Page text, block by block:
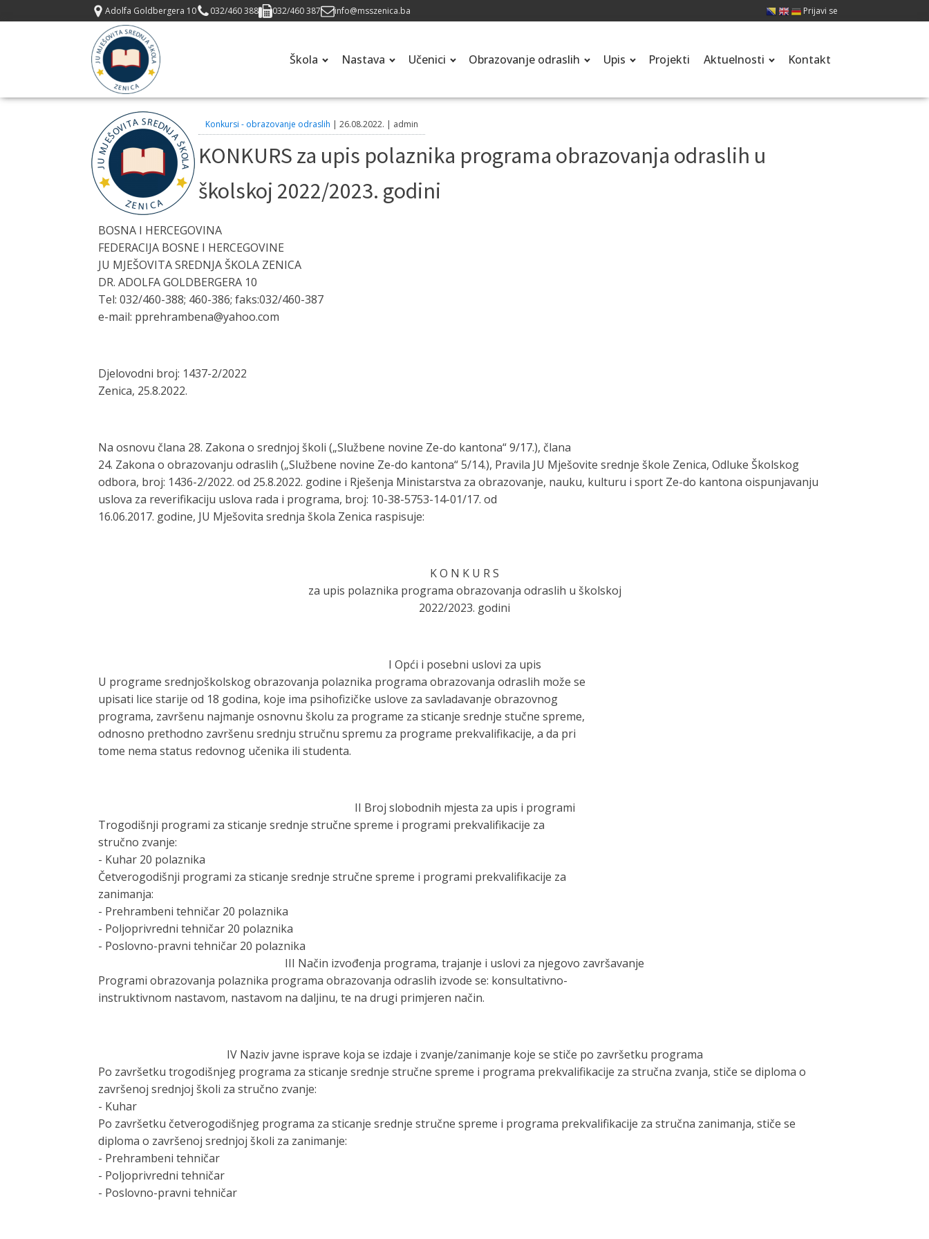
Adolfa Goldbergera 10 032/460 388 032/460 387 info@msszenica.ba Prijavi se
Škola Nastava Učenici Obrazovanje odraslih Upis Projekti Aktuelnosti Kontakt
Konkursi - obrazovanje odraslih | 26.08.2022. | admin
KONKURS za upis polaznika programa obrazovanja odraslih u
školskoj 2022/2023. godini
BOSNA I HERCEGOVINA
FEDERACIJA BOSNE I HERCEGOVINE
JU MJEŠOVITA SREDNJA ŠKOLA ZENICA
DR. ADOLFA GOLDBERGERA 10
Tel: 032/460-388; 460-386; faks:032/460-387
e-mail: pprehrambena@yahoo.com
Djelovodni broj: 1437-2/2022
Zenica, 25.8.2022.
Na osnovu člana 28. Zakona o srednjoj školi („Službene novine Ze-do kantona“ 9/17.), člana
24. Zakona o obrazovanju odraslih („Službene novine Ze-do kantona“ 5/14.), Pravila JU Mješovite srednje škole Zenica, Odluke Školskog
odbora, broj: 1436-2/2022. od 25.8.2022. godine i Rješenja Ministarstva za obrazovanje, nauku, kulturu i sport Ze-do kantona oispunjavanju
uslova za reverifikaciju uslova rada i programa, broj: 10-38-5753-14-01/17. od
16.06.2017. godine, JU Mješovita srednja škola Zenica raspisuje:
K O N K U R S
za upis polaznika programa obrazovanja odraslih u školskoj
2022/2023. godini
I Opći i posebni uslovi za upis
U programe srednjoškolskog obrazovanja polaznika programa obrazovanja odraslih može se
upisati lice starije od 18 godina, koje ima psihofizičke uslove za savladavanje obrazovnog
programa, završenu najmanje osnovnu školu za programe za sticanje srednje stučne spreme,
odnosno prethodno završenu srednju stručnu spremu za programe prekvalifikacije, a da pri
tome nema status redovnog učenika ili studenta.
II Broj slobodnih mjesta za upis i programi
Trogodišnji programi za sticanje srednje stručne spreme i programi prekvalifikacije za
stručno zvanje:
- Kuhar 20 polaznika
Četverogodišnji programi za sticanje srednje stručne spreme i programi prekvalifikacije za
zanimanja:
- Prehrambeni tehničar 20 polaznika
- Poljoprivredni tehničar 20 polaznika
- Poslovno-pravni tehničar 20 polaznika
III Način izvođenja programa, trajanje i uslovi za njegovo završavanje
Programi obrazovanja polaznika programa obrazovanja odraslih izvode se: konsultativno-
instruktivnom nastavom, nastavom na daljinu, te na drugi primjeren način.
IV Naziv javne isprave koja se izdaje i zvanje/zanimanje koje se stiče po završetku programa
Po završetku trogodišnjeg programa za sticanje srednje stručne spreme i programa prekvalifikacije za stručna zvanja, stiče se diploma o
završenoj srednjoj školi za stručno zvanje:
- Kuhar
Po završetku četverogodišnjeg programa za sticanje srednje stručne spreme i programa prekvalifikacije za stručna zanimanja, stiče se
diploma o završenoj srednjoj školi za zanimanje:
- Prehrambeni tehničar
- Poljoprivredni tehničar
- Poslovno-pravni tehničar